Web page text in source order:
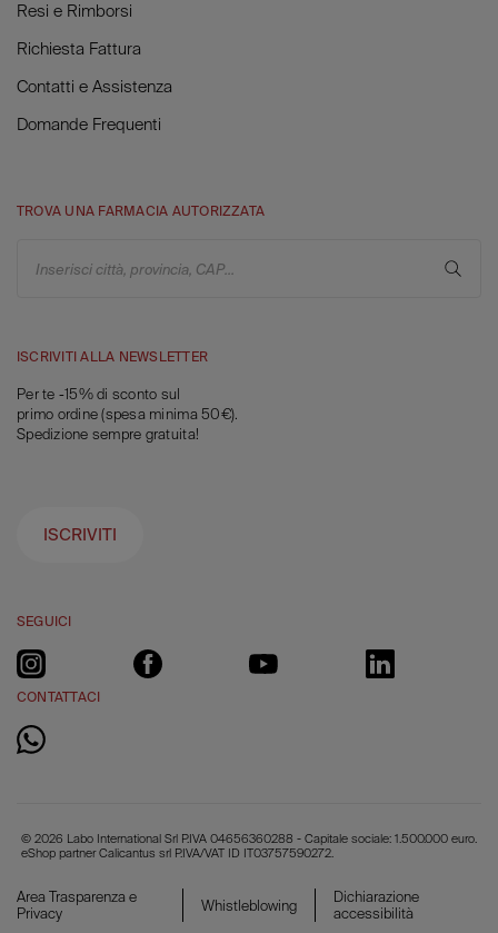
Resi e Rimborsi
Richiesta Fattura
Contatti e Assistenza
Domande Frequenti
TROVA UNA FARMACIA AUTORIZZATA
Inserisci città, provincia, CAP...
ISCRIVITI ALLA NEWSLETTER
Per te -15% di sconto sul
primo ordine (spesa minima 50€).
Spedizione sempre gratuita!
ISCRIVITI
SEGUICI
CONTATTACI
© 2026 Labo International Srl P.IVA 04656360288 - Capitale sociale: 1.500.000 euro.
eShop partner Calicantus srl P.IVA/VAT ID IT03757590272.
Area Trasparenza e
Privacy
Whistleblowing
Dichiarazione
accessibilità